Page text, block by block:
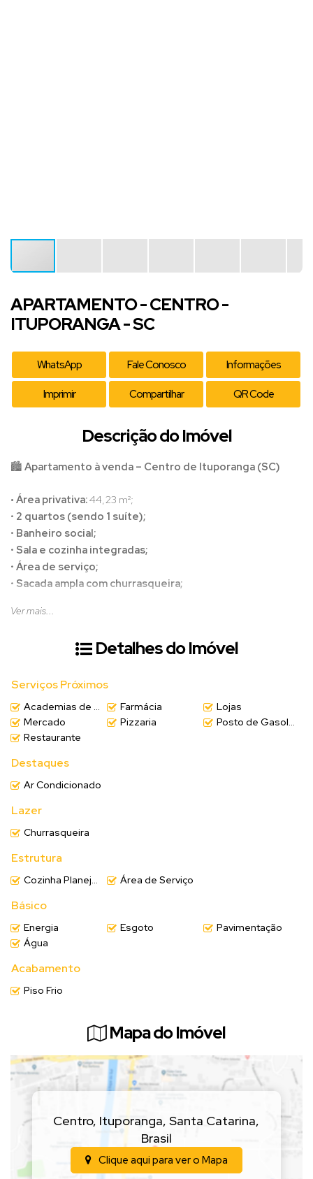
APARTAMENTO - CENTRO -
ITUPORANGA - SC
WhatsApp Fale Conosco Informações
Imprimir Compartilhar QR Code
Descrição do Imóvel
🏙️ Apartamento à venda – Centro de Ituporanga (SC)
• Área privativa:44,23 m²;
• 2 quartos (sendo 1 suíte);
• Banheiro social;
• Sala e cozinha integradas;
• Área de serviço;
• Sacada ampla com churrasqueira;
✨ Excelente oportunidade de morar no coração da cidade,
fácil acesso ao transporte público.
O apartamento possui distribuição prática e funcional, ideal para
(Valor sujeito a alteração sem aviso prévio)
📲Entre em contato para mais informações e agende
uma visita!
Ver mais...
Detalhes do Imóvel
Serviços Próximos
Academias de ginástica Farmácia
Lojas
Mercado
Pizzaria
Posto de Gasolina
Restaurante
Destaques
Ar Condicionado
Lazer
Churrasqueira
Estrutura
Cozinha Planejada Área de Serviço
Básico
Energia Esgoto
Pavimentação
Água
Acabamento
Piso Frio
Mapa do Imóvel
Centro, Ituporanga,Santa Catarina,
Brasil
Clique aqui para ver o Mapa